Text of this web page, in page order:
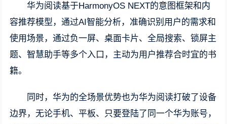
华为阅读基于HarmonyOS NEXT的意图框架和内
容推荐模型，通过AI智能分析，准确识别用户的需求和
使用场景，通过负一屏、桌面卡片、全局搜索、锁屏主
题、智慧助手等多个入口，主动为用户推荐合时宜的书
籍。
同时，华为的全场景优势也为华为阅读打破了设备
边界，无论手机、平板、只要登陆了同一个华为账号，